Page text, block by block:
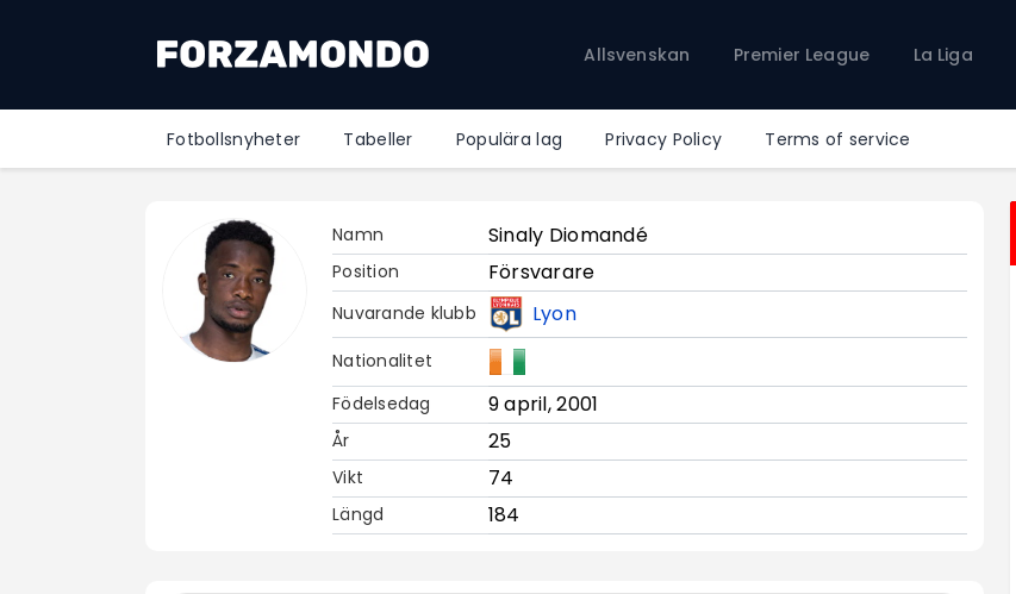
Allsvenskan Premier League La Liga
Fotbollsnyheter Tabeller Populära lag Privacy Policy Terms of service
Premier League
La Liga
Bundesliga
Ligue 1
Namn Sinaly Diomandé
Position Försvarare
Nuvarande klubb Lyon
Nationalitet
Födelsedag
9 april, 2001
År 25
Vikt 74
Längd 184